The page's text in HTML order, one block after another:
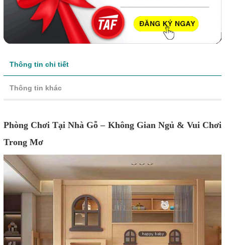
Thông tin chi tiết
Thông tin khác
Phòng Chơi Tại Nhà Gỗ – Không Gian Ngủ & Vui Chơi
Trong Mơ